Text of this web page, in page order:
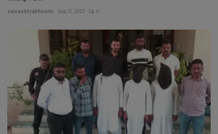
saurashtrabhoomi Sep 11, 2025 0